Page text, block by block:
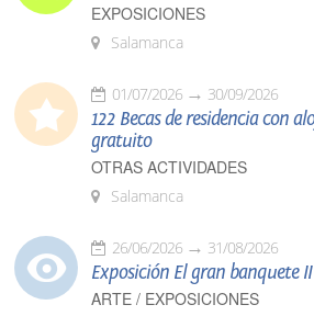
EXPOSICIONES
Salamanca
01/07/2026 30/09/2026
122 Becas de residencia con
gratuito
OTRAS ACTIVIDADES
Salamanca
26/06/2026 31/08/2026
Exposición El gran banquete II
ARTE / EXPOSICIONES